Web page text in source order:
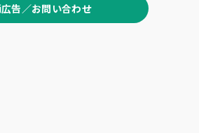
広告／お問い合わせ